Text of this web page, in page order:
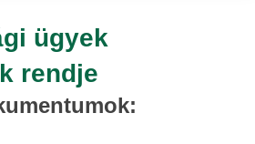
ügyek
rendje